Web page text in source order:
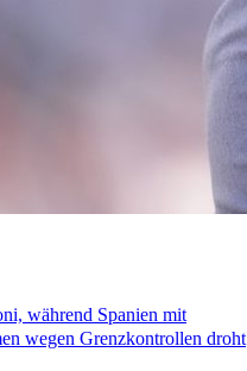
während Spanien mit
wegen Grenzkontrollen droht